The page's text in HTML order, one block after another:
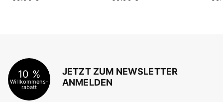
10 %
Willkommens-
rabatt
JETZT ZUM NEWSLETTER
ANMELDEN